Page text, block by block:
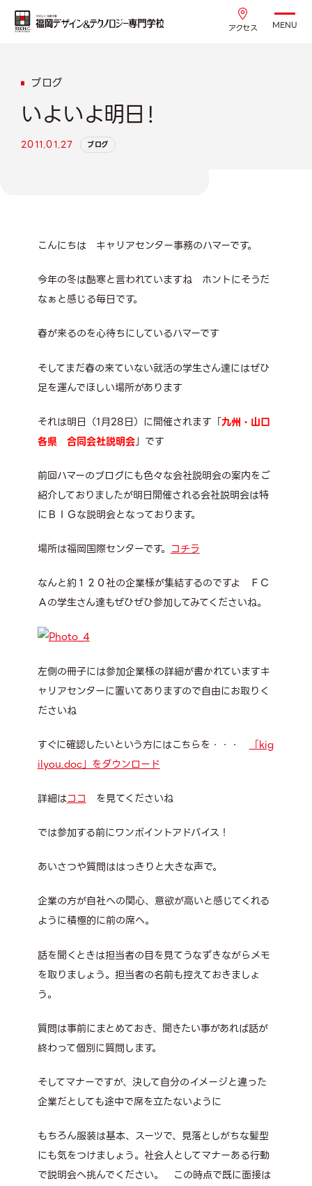
アクセス MENU
ブログ
いよいよ明日！
2011.01.27 ブログ
こんにちは キャリアセンター事務のハマーです。
今年の冬は酷寒と言われていますね ホントにそうだ
なぁと感じる毎日です。
春が来るのを心待ちにしているハマーです
そしてまだ春の来ていない就活の学生さん達にはぜひ
足を運んでほしい場所があります
それは明日（1月28日）に開催されます「九州・山口
各県 合同会社説明会」です
前回ハマーのブログにも色々な会社説明会の案内をご
紹介しておりましたが明日開催される会社説明会は特
にＢＩＧな説明会となっております。
場所は福岡国際センターです。 コチラ
なんと約１２０社の企業様が集結するのですよ ＦＣ
Ａの学生さん達もぜひぜひ参加してみてくださいね。
左側の冊子には参加企業様の詳細が書かれていますキ
ャリアセンターに置いてありますので自由にお取りく
ださいね
すぐに確認したいという方にはこちらを・・・
「kig
ilyou.doc」をダウンロード
詳細はココ を見てくださいね
では参加する前にワンポイントアドバイス！
あいさつや質問ははっきりと大きな声で。
企業の方が自社への関心、意欲が高いと感じてくれる
ように積極的に前の席へ。
話を聞くときは担当者の目を見てうなずきながらメモ
を取りましょう。担当者の名前も控えておきましょ
う。
質問は事前にまとめておき、聞きたい事があれば話が
終わって個別に質問します。
そしてマナーですが、決して自分のイメージと違った
企業だとしても途中で席を立たないように
もちろん服装は基本、スーツで、見落としがちな髪型
にも気をつけましょう。社会人としてマナーある行動
で説明会へ挑んでください。 この時点で既に面接は